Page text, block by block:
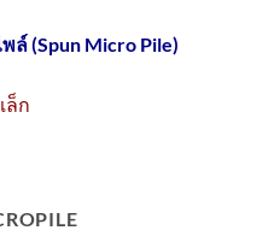
ล์ (Spun Micro Pile)
ล็ก